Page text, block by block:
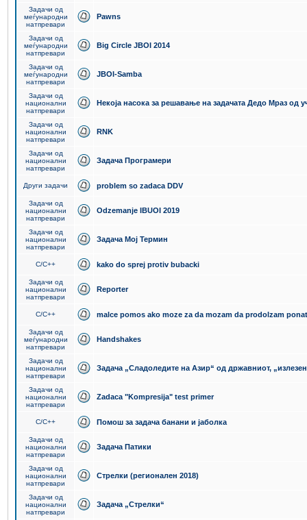
Задачи од
меѓународни
натпревари
Pawns
Задачи од
меѓународни
натпревари
Big Circle JBOI 2014
Задачи од
меѓународни
натпревари
JBOI-Samba
Задачи од
национални
натпревари
Некоја насока за решавање на задачата Дедо Мраз од
Задачи од
национални
натпревари
RNK
Задачи од
национални
натпревари
Задача Програмери
Други задачи problem so zadaca DDV
Задачи од
национални
натпревари
Odzemanje IBUOI 2019
Задачи од
национални
натпревари
Задача Мој Термин
C/C++ kako do sprej protiv bubacki
Задачи од
национални
натпревари
Reporter
C/C++ malce pomos ako moze za da mozam da prodolzam
Задачи од
меѓународни
натпревари
Handshakes
Задачи од
национални
натпревари
Задача „Сладоледите на Азир“ од државниот,
Задачи од
национални
натпревари
Zadaca "Kompresija" test primer
C/C++ Помош за задача банани и јаболка
Задачи од
национални
натпревари
Задача Патики
Задачи од
национални
натпревари
Стрелки (регионален 2018)
Задачи од
национални
натпревари
Задача „Стрелки“